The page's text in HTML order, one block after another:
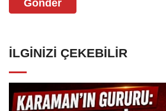
Gönder
İLGINIZI ÇEKEBILIR